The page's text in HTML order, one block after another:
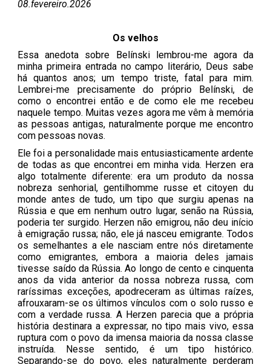
08.fevereiro.2026
Os velhos
Essa anedota sobre Belínski lembrou-me agora da
minha primeira entrada no campo literário, Deus sabe
há quantos anos; um tempo triste, fatal para mim.
Lembrei-me precisamente do próprio Belínski, de
como o encontrei então e de como ele me recebeu
naquele tempo. Muitas vezes agora me vêm à memória
as pessoas antigas, naturalmente porque me encontro
com pessoas novas.
Ele foi a personalidade mais entusiasticamente ardente
de todas as que encontrei em minha vida. Herzen era
algo totalmente diferente: era um produto da nossa
nobreza senhorial, gentilhomme russe et citoyen du
monde antes de tudo, um tipo que surgiu apenas na
Rússia e que em nenhum outro lugar, senão na Rússia,
poderia ter surgido. Herzen não emigrou, não deu início
à emigração russa; não, ele já nasceu emigrante. Todos
os semelhantes a ele nasciam entre nós diretamente
como emigrantes, embora a maioria deles jamais
tivesse saído da Rússia. Ao longo de cento e cinquenta
anos da vida anterior da nossa nobreza russa, com
raríssimas exceções, apodreceram as últimas raízes,
afrouxaram-se os últimos vínculos com o solo russo e
com a verdade russa. A Herzen parecia que a própria
história destinara a expressar, no tipo mais vivo, essa
ruptura com o povo da imensa maioria da nossa classe
instruída. Nesse sentido, é um tipo histórico.
Separando-se do povo, eles naturalmente perderam